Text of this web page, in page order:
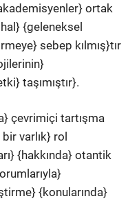
ortak
{geleneksel
sebep kılmış}tır
taşımıştır}.
çevrimiçi tartışma
varlık} rol
{hakkında} otantik
{konularında}